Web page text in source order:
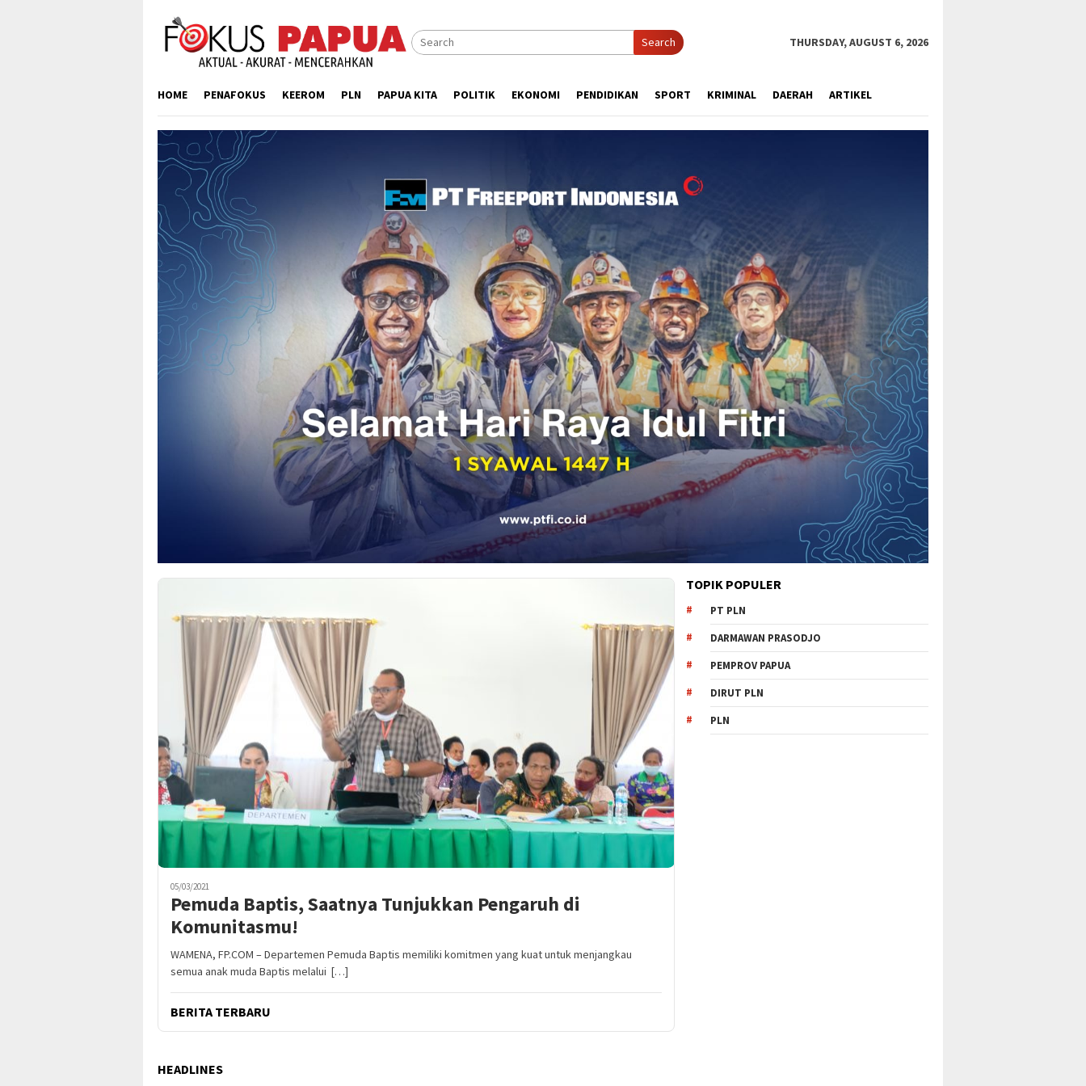
content
Search THURSDAY, AUGUST 6, 2026
HOME PENAFOKUS KEEROM PLN PAPUA KITA POLITIK EKONOMI PENDIDIKAN SPORT KRIMINAL DAERAH ARTIKEL
05/03/2021
Pemuda Baptis, Saatnya Tunjukkan Pengaruh di
Komunitasmu!
WAMENA, FP.COM – Departemen Pemuda Baptis memiliki komitmen yang kuat untuk menjangkau
semua anak muda Baptis melalui […]
BERITA TERBARU
HEADLINES
TOPIK POPULER
PT PLN
DARMAWAN PRASODJO
PEMPROV PAPUA
DIRUT PLN
PLN